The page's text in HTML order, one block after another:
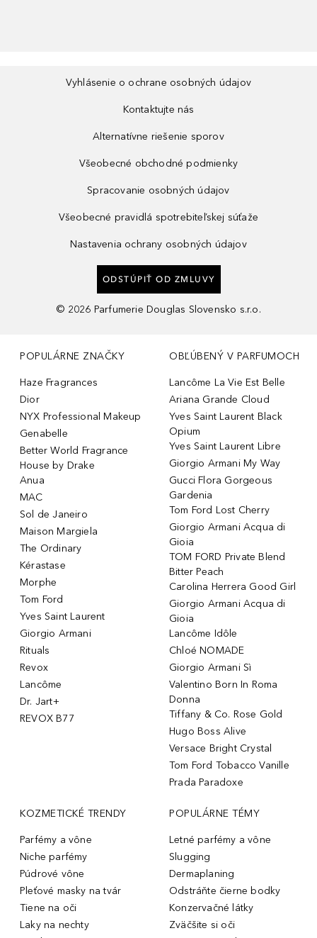
Vyhlásenie o ochrane osobných údajov
Kontaktujte nás
Alternatívne riešenie sporov
Všeobecné obchodné podmienky
Spracovanie osobných údajov
Všeobecné pravidlá spotrebiteľskej súťaže
Nastavenia ochrany osobných údajov
ODSTÚPIŤ OD ZMLUVY
© 2026 Parfumerie Douglas Slovensko s.r.o.
POPULÁRNE ZNAČKY
Haze Fragrances
Dior
NYX Professional Makeup
Genabelle
Better World Fragrance
House by Drake
Anua
MAC
Sol de Janeiro
Maison Margiela
The Ordinary
Kérastase
Morphe
Tom Ford
Yves Saint Laurent
Giorgio Armani
Rituals
Revox
Lancôme
Dr. Jart+
REVOX B77
OBĽÚBENÝ V PARFUMOCH
Lancôme La Vie Est Belle
Ariana Grande Cloud
Yves Saint Laurent Black
Opium
Yves Saint Laurent Libre
Giorgio Armani My Way
Gucci Flora Gorgeous
Gardenia
Tom Ford Lost Cherry
Giorgio Armani Acqua di
Gioia
TOM FORD Private Blend
Bitter Peach
Carolina Herrera Good Girl
Giorgio Armani Acqua di
Gioia
Lancôme Idôle
Chloé NOMADE
Giorgio Armani Sì
Valentino Born In Roma
Donna
Tiffany & Co. Rose Gold
Hugo Boss Alive
Versace Bright Crystal
Tom Ford Tobacco Vanille
Prada Paradoxe
KOZMETICKÉ TRENDY
Parfémy a vône
Niche parfémy
Púdrové vône
Pleťové masky na tvár
Tiene na oči
Laky na nechty
POPULÁRNE TÉMY
Letné parfémy a vône
Slugging
Dermaplaning
Odstráňte čierne bodky
Konzervačné látky
Zväčšite si oči